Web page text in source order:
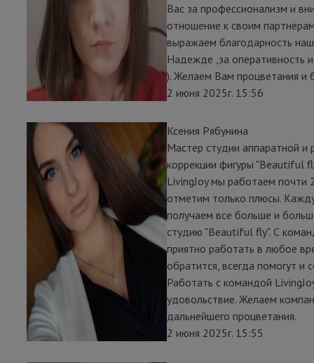
Вас за профессионализм и
отношение к своим
выражаем благодарность
Надежде ,за оперативность
). Желаем Вам процветания и
2 июня 2025г. 15:56
Ксения Рябунина
Мастер студии аппаратной и
коррекции фигуры "Beautiful
LivingJoy мы работаем почти
отметим только плюсы.
получаем все больше и
студию "Beautiful fly". С
приятно работать в любое
обратится, всегда помогут и
Работать с командой
удовольствие. Желаем
дальнейшего процветания.
2 июня 2025г. 15:55